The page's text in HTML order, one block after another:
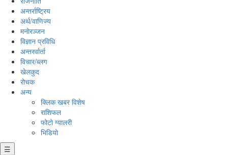
अन्तर्राष्ट्रिय
अर्थ/वाणिज्य
मनाेरञ्जन
विज्ञान प्रविधि
अन्तरर्वार्ता
विचार/ब्लग
खेलकुद
रोचक
अन्य
क्लिक खबर विशेष
राशिफल
फोटो ग्यालरी
भिडियो
☰